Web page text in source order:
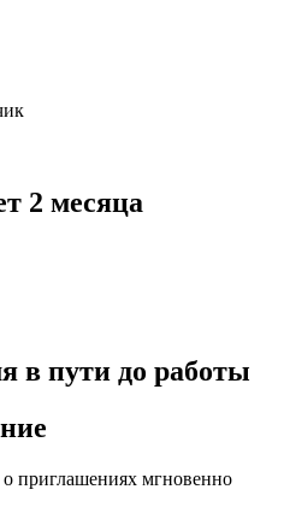
2 месяца
в пути до работы
приглашениях мгновенно